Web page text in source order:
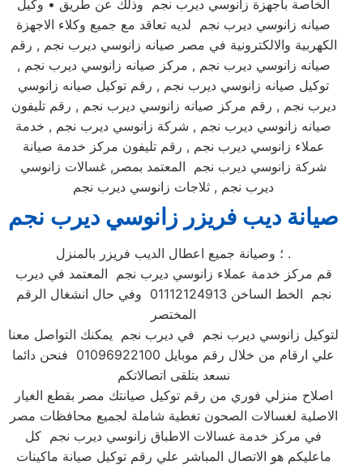
الخاصة بأجهزة زانوسي ديرب نجم وذلك عن طريق • وكيل
صيانه زانوسي ديرب نجم لديه تعاقد مع جميع وكلاء الاجهزة
الكهربية والالكترونية في مصر صيانه زانوسي ديرب نجم , رقم
صيانه زانوسي ديرب نجم , مركز صيانه زانوسي ديرب نجم ,
توكيل صيانه زانوسي ديرب نجم , رقم توكيل صيانه زانوسي
ديرب نجم , رقم مركز صيانه زانوسي ديرب نجم , رقم تليفون
صيانه زانوسي ديرب نجم , شركة زانوسي ديرب نجم , خدمة
عملاء زانوسي ديرب نجم , رقم تليفون مركز خدمة صيانة
شركة زانوسي ديرب نجم المعتمد بمصر, غسالات زانوسي
ديرب نجم , ثلاجات زانوسي ديرب نجم
صيانة ديب فريزر زانوسي ديرب نجم
؛ وصيانة جميع اعطال الديب فريزر بالمنزل .
قم مركز خدمة عملاء زانوسي ديرب نجم المعتمد في ديرب
نجم الخط الساخن 01112124913 وفي حال انشغال الرقم
المختصر
لتوكيل زانوسي ديرب نجم في ديرب نجم يمكنك التواصل معنا
علي ارقام من خلال رقم موبايل 01096922100 فنحن دائما
نسعد بتلقى اتصالاتكم
اصلاح منزلي فوري من رقم توكيل صيانتك مصر بقطع الغيار
الاصلية لغسالات الصحون تغطية شاملة لجميع محافظات مصر
في مركز خدمة غسالات الاطباق زانوسي ديرب نجم كل
ماعليكم هو الاتصال المباشر علي رقم توكيل صيانة ماكينات